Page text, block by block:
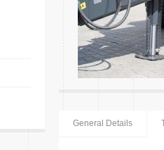
General Details